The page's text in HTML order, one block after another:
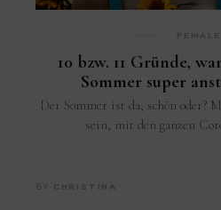
FEMALE
10 bzw. 11 Gründe,
Sommer super
Der Sommer ist da, schön oder?
sein, mit den ganzen
BY CHRISTINA